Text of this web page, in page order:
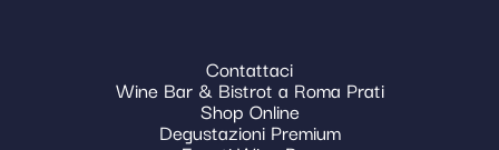
Contattaci
Wine Bar & Bistrot a Roma Prati
Shop Online
Degustazioni Premium